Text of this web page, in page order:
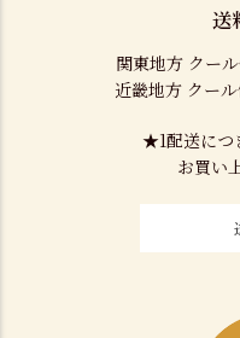
送
関東地方 クー
近畿地方 クー
★1配送につ
お買い